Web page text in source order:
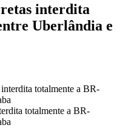
interdita
Uberlândia e
totalmente a BR-